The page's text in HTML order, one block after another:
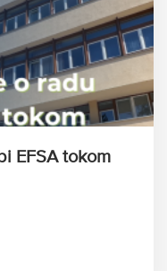
EFSA tokom